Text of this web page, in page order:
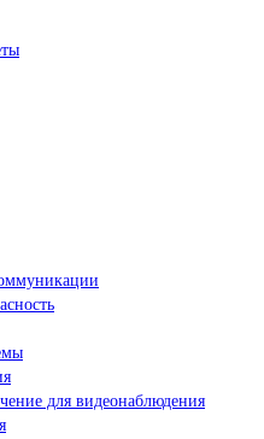
для видеонаблюдения